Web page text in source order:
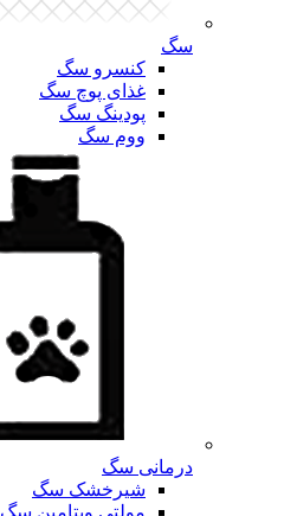
سگ
کنسرو سگ
غذای پوچ سگ
پودینگ سگ
ووم سگ
درمانی سگ
شیرخشک سگ
مولتی ویتامین سگ